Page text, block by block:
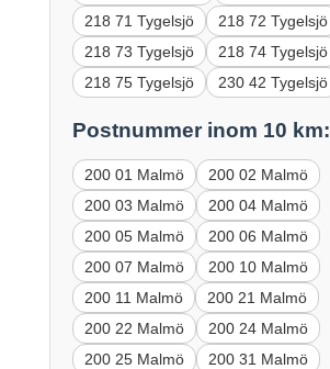
218 71 Tygelsjö
218 72 Tygelsjö
218 73 Tygelsjö
218 74 Tygelsjö
218 75 Tygelsjö
230 42 Tygelsjö
Postnummer inom 10 km:
200 01 Malmö
200 02 Malmö
200 03 Malmö
200 04 Malmö
200 05 Malmö
200 06 Malmö
200 07 Malmö
200 10 Malmö
200 11 Malmö
200 21 Malmö
200 22 Malmö
200 24 Malmö
200 25 Malmö
200 31 Malmö